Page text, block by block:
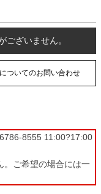
ございません。
ついてのお問い合わせ
8555 11:00?17:00
ご希望の場合には一